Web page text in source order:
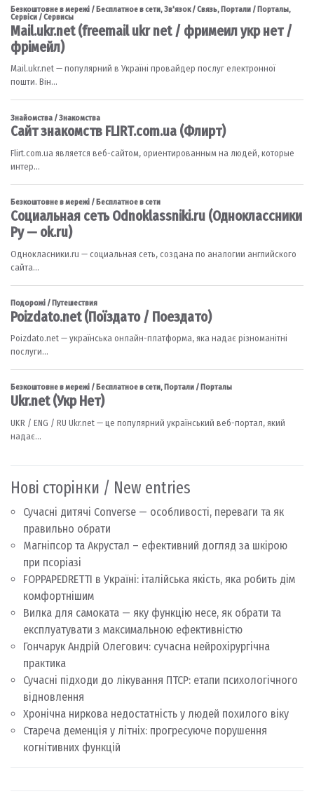
Нові сторінки / New entries
Сучасні дитячі Converse — особливості, переваги та як
правильно обрати
Магніпсор та Акрустал – ефективний догляд за шкірою
при псоріазі
FOPPAPEDRETTI в Україні: італійська якість, яка робить дім
комфортнішим
Вилка для самоката — яку функцію несе, як обрати та
експлуатувати з максимальною ефективністю
Гончарук Андрій Олегович: сучасна нейрохірургічна
практика
Сучасні підходи до лікування ПТСР: етапи психологічного
відновлення
Хронічна ниркова недостатність у людей похилого віку
Стареча деменція у літніх: прогресуюче порушення
когнітивних функцій